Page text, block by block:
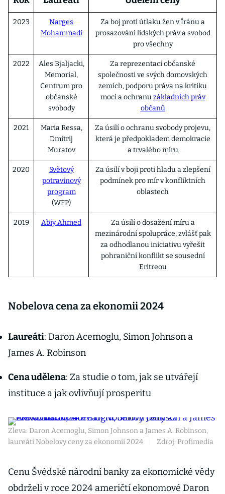
2023
Narges
Mohammadi
Za boj proti útlaku žen v Íránu a
prosazování lidských práv a svobod
pro všechny
2022
Ales Bjaljacki,
Memorial,
Centrum pro
občanské
svobody
Za reprezentaci občanské
společnosti ve svých domovských
zemích, podporu práva na kritiku
moci a ochranuzákladních práv
občanů
2021
Maria Ressa,
Dmitrij
Muratov
Za úsilí o ochranu svobody projevu,
která je předpokladem demokracie
a trvalého míru
2020
Světový
potravinový
program
(WFP)
Za úsilí v boji proti hladu a zlepšení
podmínek pro mír v konfliktních
oblastech
2019 Abiy Ahmed
Za úsilí o dosažení míru a
mezinárodní spolupráce, zvlášť pak
za odhodlanou iniciativu vyřešit
pohraniční konflikt se sousední
Eritreou
Nobelova cena za ekonomii 2024
Laureáti: Daron Acemoglu, Simon Johnson a
James A. Robinson
Cena udělena: Za studie o tom, jak se utvářejí
instituce a jak ovlivňují prosperitu
Zleva: Daron Acemoglu, Simon Johnson a James A. Robinson,
laureáti Nobelovy ceny za ekonomii 2024
Zdroj: Profimedia
Cenu Švédské národní banky za ekonomické vědy
obdrželi v roce 2024 američtí ekonomové Daron